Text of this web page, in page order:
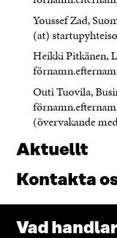
Youssef Zad,
(at)
Heikki Pitkänen,
Outi Tuovila,
(övervakande
Aktuellt
Kontakta
Vad